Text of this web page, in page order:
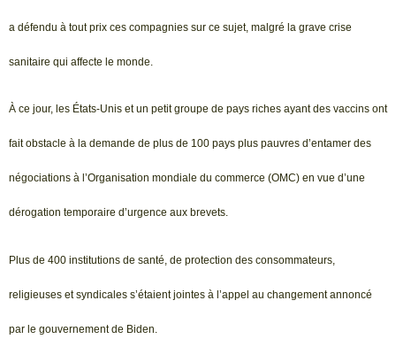
a défendu à tout prix ces compagnies sur ce sujet, malgré la grave crise
sanitaire qui affecte le monde.
À ce jour, les États-Unis et un petit groupe de pays riches ayant des vaccins ont
fait obstacle à la demande de plus de 100 pays plus pauvres d’entamer des
négociations à l’Organisation mondiale du commerce (OMC) en vue d’une
dérogation temporaire d’urgence aux brevets.
Plus de 400 institutions de santé, de protection des consommateurs,
religieuses et syndicales s’étaient jointes à l’appel au changement annoncé
par le gouvernement de Biden.